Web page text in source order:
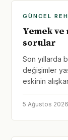
GÜNCEL
Yemek
sorular
Son yıllarda
değişimler
eskinin
5 Ağustos 2026